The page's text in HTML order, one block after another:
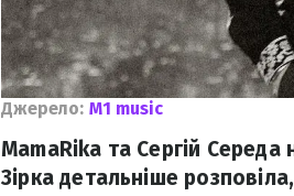
Джерело: M1 music
MamaRika та Сергій
Зірка детальніше